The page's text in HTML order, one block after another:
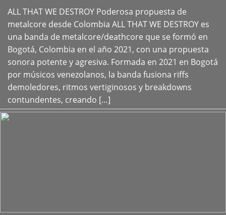
ALL THAT WE DESTROY Poderosa propuesta de
metalcore desde Colombia ALL THAT WE DESTROY es
una banda de metalcore/deathcore que se formó en
Bogotá, Colombia en el año 2021, con una propuesta
sonora potente y agresiva. Formada en 2021 en Bogotá
por músicos venezolanos, la banda fusiona riffs
demoledores, ritmos vertiginosos y breakdowns
contundentes, creando […]
+